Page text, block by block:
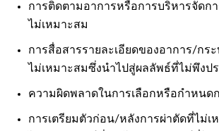
การติดตามอาการหรือการบริหารจัดก
ไม่เหมาะสม
การสื่อสารรายละเอียดของอาการ/กร
ไม่เหมาะสมซึ่งนำไปสู่ผลลัพธ์ที่ไม่พึงป
ความผิดพลาดในการเลือกหรือกำหนด
การเตรียมตัวก่อน/หลังการผ่าตัดที่ไม่เ